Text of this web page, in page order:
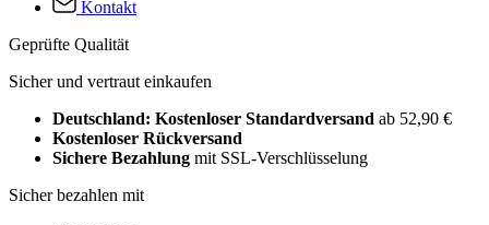
Kontakt
Geprüfte Qualität
Sicher und vertraut einkaufen
Deutschland: Kostenloser Standardversand ab 52,90 €
Kostenloser Rückversand
Sichere Bezahlung mit SSL-Verschlüsselung
Sicher bezahlen mit